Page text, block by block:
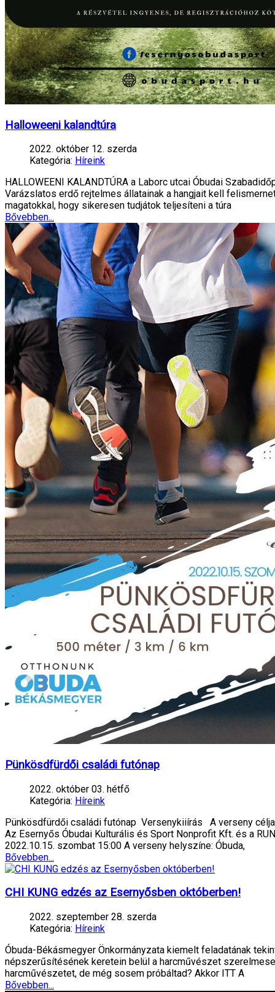
Halloweeni kalandtúra
2022. október 12. szerda
Kategória: Híreink
HALLOWEENI KALANDTÚRA a Laborc utcai Óbudai
Varázslatos erdő rejtelmes állatainak a hangjait kell
magatokkal, hogy sikeresen tudjátok teljesíteni a túra
Bővebben...
Pünkösdfürdői családi futónap
2022. október 03. hétfő
Kategória: Híreink
Pünkösdfürdői családi futónap Versenykiiírás A verseny
Az Esernyős Óbudai Kulturális és Sport Nonprofit Kft. és a
2022.10.15. szombat 15:00 A verseny helyszíne: Óbuda,
Bővebben...
CHI KUNG edzés az Esernyősben októberben!
2022. szeptember 28. szerda
Kategória: Híreink
Óbuda-Békásmegyer Önkormányzata kiemelt feladatának
népszerűsítésének keretein belül a harcművészet
harcművészetet, de még sosem próbáltad? Akkor ITT A
Bővebben...